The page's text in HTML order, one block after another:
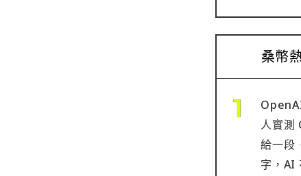
桑幣
人實測
給一段
字，AI